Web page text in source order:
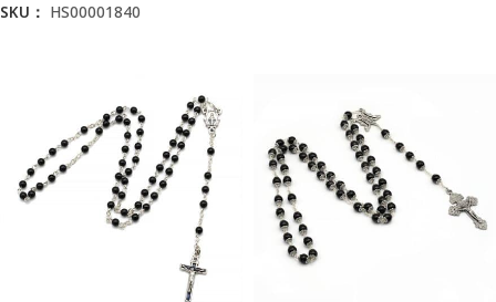
SKU： HS00001840